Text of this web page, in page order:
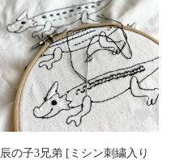
辰の子3兄弟 [ミシン刺繍入り